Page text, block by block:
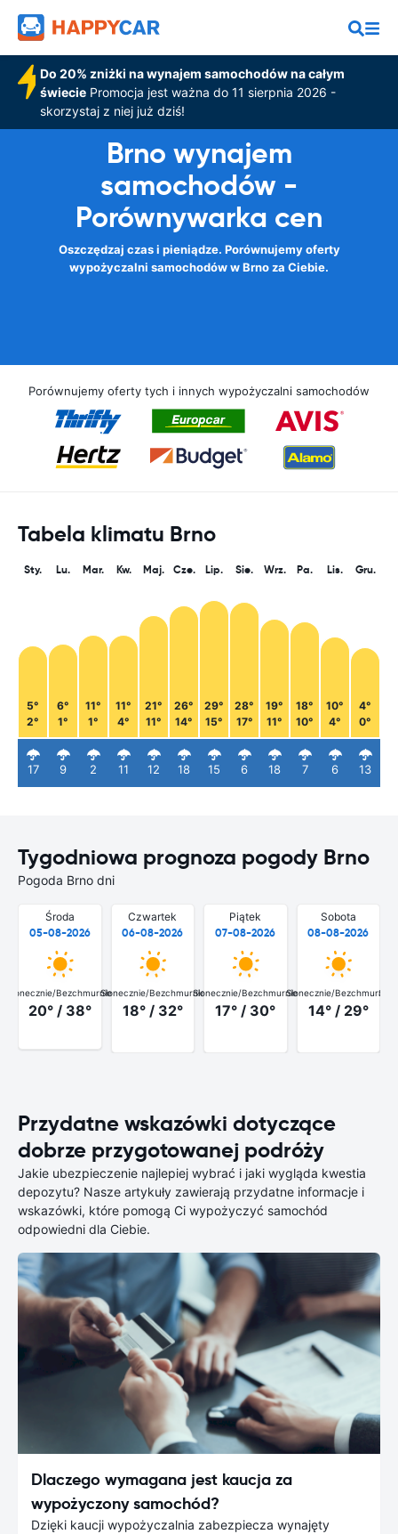
Do 20% zniżki na wynajem samochodów na całym
świeciePromocja jest ważna do 11 sierpnia 2026 -
skorzystaj z niej już dziś!
Brno wynajem
samochodów -
Porównywarka cen
Oszczędzaj czas i pieniądze. Porównujemy oferty
wypożyczalni samochodów w Brno za Ciebie.
Porównujemy oferty tych i innych wypożyczalni samochodów
Tabela klimatu Brno
Sty.
5°
2°
17
Lu.
6°
1°
9
Mar.
11°
1°
2
Kw.
11°
4°
11
Maj.
21°
11°
12
Cze.
26°
14°
18
Lip.
29°
15°
15
Sie.
28°
17°
6
Wrz.
19°
11°
18
Pa.
18°
10°
7
Lis.
10°
4°
6
Gru.
4°
0°
13
Tygodniowa prognoza pogody Brno
Pogoda Brno dni
Środa
05-08-2026
Słonecznie/Bezchmurnie
20° / 38°
Czwartek
06-08-2026
Słonecznie/Bezchmurnie
18° / 32°
Piątek
07-08-2026
Słonecznie/Bezchmurnie
17° / 30°
Sobota
08-08-2026
Słonecznie/Bezchmurnie
14° / 29°
Przydatne wskazówki dotyczące
dobrze przygotowanej podróży
Jakie ubezpieczenie najlepiej wybrać i jaki wygląda kwestia
depozytu? Nasze artykuły zawierają przydatne informacje i
wskazówki, które pomogą Ci wypożyczyć samochód
odpowiedni dla Ciebie.
Dlaczego wymagana jest kaucja za
wypożyczony samochód?
Dzięki kaucji wypożyczalnia zabezpiecza wynajęty